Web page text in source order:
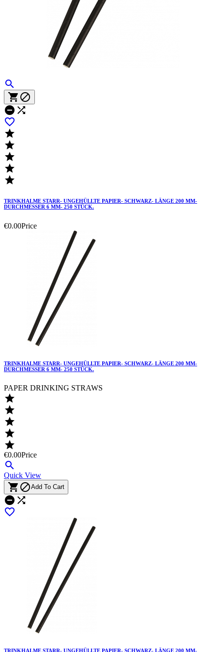

 
 






TRINKHALME STARR- UNGEHÜLLTE PAPIER- SCHWARZ- LÄNGE 200 MM-
DURCHMESSER 6 MM- 250 STÜCK.
€0.00Price
TRINKHALME STARR- UNGEHÜLLTE PAPIER- SCHWARZ- LÄNGE 200 MM-
DURCHMESSER 6 MM- 250 STÜCK.
PAPER DRINKING STRAWS





€0.00Price

Quick View
 Add To Cart
 

TRINKHALME STARR- UNGEHÜLLTE PAPIER- SCHWARZ- LÄNGE 200 MM-